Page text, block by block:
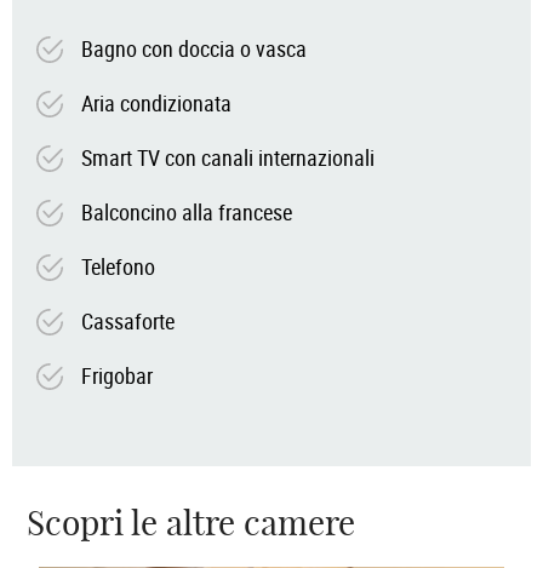
Bagno con doccia o vasca
Aria condizionata
Smart TV con canali internazionali
Balconcino alla francese
Telefono
Cassaforte
Frigobar
Scopri le altre camere